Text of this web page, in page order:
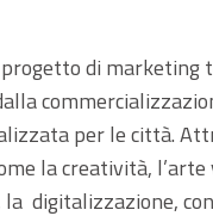
di marketing
per le città.
la creatività, l’arte
digitalizzazione,